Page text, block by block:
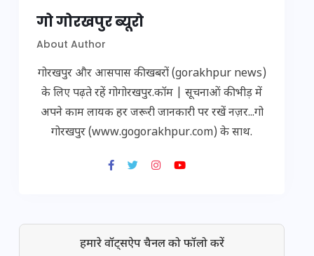
गो गोरखपुर ब्यूरो
About Author
गोरखपुर और आसपास की खबरों (gorakhpur news)
के लिए पढ़ते रहें गोगोरखपुर.कॉम | सूचनाओं की भीड़ में
अपने काम लायक हर जरूरी जानकारी पर रखें नज़र...गो
गोरखपुर (www.gogorakhpur.com) के साथ.
हमारे वॉट्सऐप चैनल को फॉलो करें